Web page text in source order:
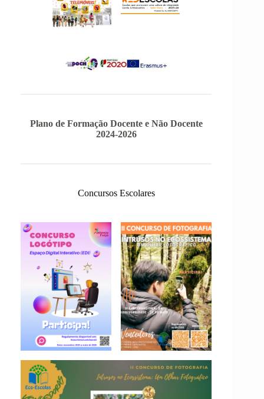
Plano de Formação Docente e Não Docente
2024-2026
Concursos Escolares